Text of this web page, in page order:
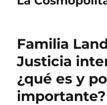
Familia
Justicia
¿qué es y
importante?